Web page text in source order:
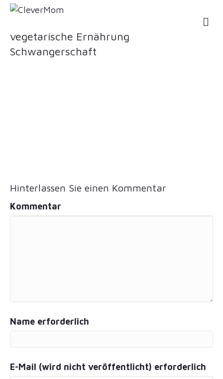
vegetarische Ernährung
Schwangerschaft
Hinterlassen Sie einen Kommentar
Kommentar
Name erforderlich
E-Mail (wird nicht veröffentlicht) erforderlich